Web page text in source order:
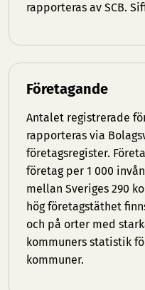
rapporteras av SCB.
Företagande
Antalet registrerade
rapporteras via
företagsregister.
företag per 1 000
mellan Sveriges 290
hög företagstäthet
och på orter med
kommuners statistik
kommuner.